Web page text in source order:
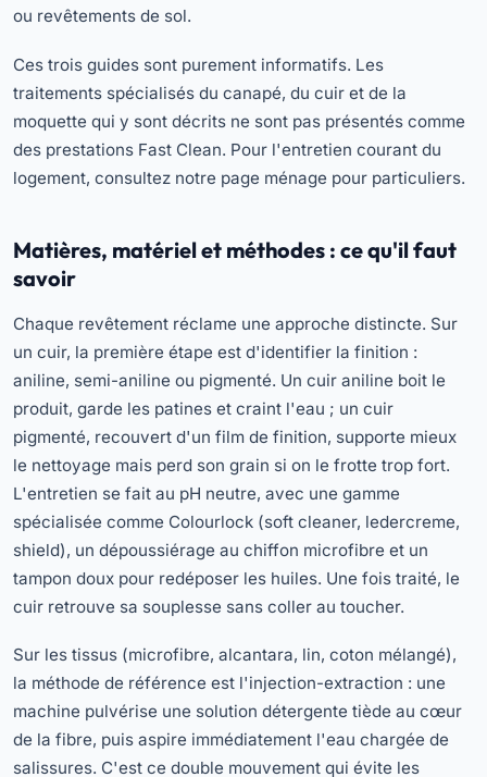
ou revêtements de sol.
Ces trois guides sont purement informatifs. Les
traitements spécialisés du canapé, du cuir et de la
moquette qui y sont décrits ne sont pas présentés comme
des prestations Fast Clean. Pour l'entretien courant du
logement, consultez notre page ménage pour particuliers.
Matières, matériel et méthodes : ce qu'il faut
savoir
Chaque revêtement réclame une approche distincte. Sur
un cuir, la première étape est d'identifier la finition :
aniline, semi-aniline ou pigmenté. Un cuir aniline boit le
produit, garde les patines et craint l'eau ; un cuir
pigmenté, recouvert d'un film de finition, supporte mieux
le nettoyage mais perd son grain si on le frotte trop fort.
L'entretien se fait au pH neutre, avec une gamme
spécialisée comme Colourlock (soft cleaner, ledercreme,
shield), un dépoussiérage au chiffon microfibre et un
tampon doux pour redéposer les huiles. Une fois traité, le
cuir retrouve sa souplesse sans coller au toucher.
Sur les tissus (microfibre, alcantara, lin, coton mélangé),
la méthode de référence est l'injection-extraction : une
machine pulvérise une solution détergente tiède au cœur
de la fibre, puis aspire immédiatement l'eau chargée de
salissures. C'est ce double mouvement qui évite les